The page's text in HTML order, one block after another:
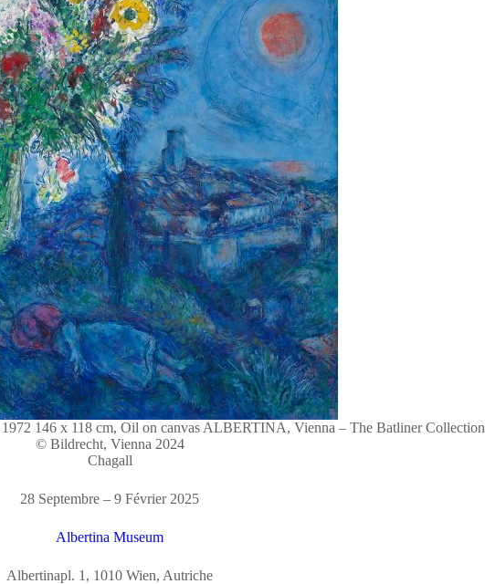
146 x 118 cm, Oil on canvas ALBERTINA, Vienna – The Batliner Collection
© Bildrecht, Vienna 2024
Chagall
28 Septembre – 9 Février 2025
Albertina Museum
Albertinapl. 1, 1010 Wien, Autriche